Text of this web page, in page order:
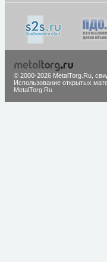
© 2000-2026 MetalTorg.Ru,
Использование открытых
MetalTorg.Ru